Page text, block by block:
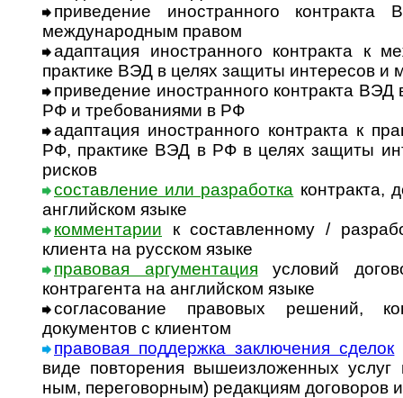
приведение иностранного
международным правом
адаптация иностранного контракта к
практике ВЭД в целях защиты интересов и
приведение иностранного контракта ВЭД
РФ и требованиями в РФ
адаптация иностранного контракта к
РФ, практике ВЭД в РФ в целях защиты
рисков
составление или разработка контракта,
английском языке
комментарии к составленному /
клиента на русском языке
правовая аргументация условий
контрагента на английском языке
согласование правовых решений,
документов с клиентом
правовая поддержка заключения сделок
виде повторения вышеизложенных
ным, переговорным) редакциям договоров